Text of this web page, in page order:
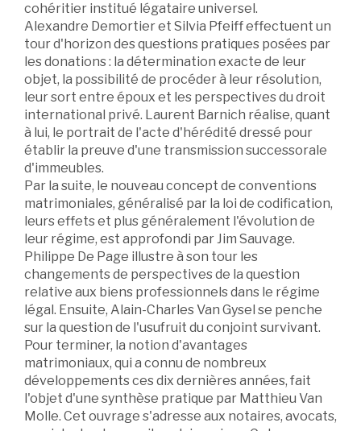
cohéritier institué légataire universel.
Alexandre Demortier et Silvia Pfeiff effectuent un
tour d'horizon des questions pratiques posées par
les donations : la détermination exacte de leur
objet, la possibilité de procéder à leur résolution,
leur sort entre époux et les perspectives du droit
international privé. Laurent Barnich réalise, quant
à lui, le portrait de l'acte d'hérédité dressé pour
établir la preuve d'une transmission successorale
d'immeubles.
Par la suite, le nouveau concept de conventions
matrimoniales, généralisé par la loi de codification,
leurs effets et plus généralement l'évolution de
leur régime, est approfondi par Jim Sauvage.
Philippe De Page illustre à son tour les
changements de perspectives de la question
relative aux biens professionnels dans le régime
légal. Ensuite, Alain-Charles Van Gysel se penche
sur la question de l'usufruit du conjoint survivant.
Pour terminer, la notion d'avantages
matrimoniaux, qui a connu de nombreux
développements ces dix dernières années, fait
l'objet d'une synthèse pratique par Matthieu Van
Molle. Cet ouvrage s'adresse aux notaires, avocats,